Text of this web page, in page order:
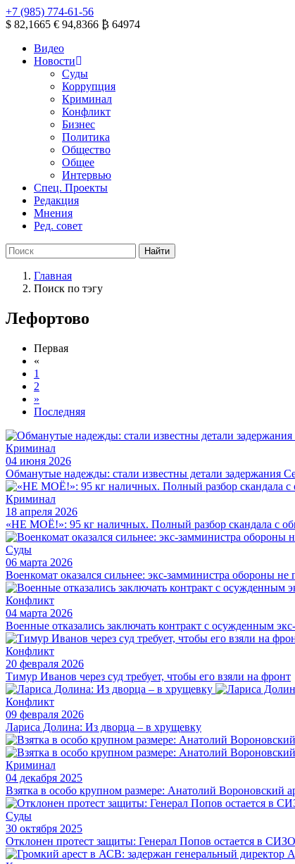
+7 (985) 774-61-56
$ 82,1665 € 94,8366 ₿ 64974
Видео
Новости
Суды
Коррупция
Криминал
Конфликт
Бизнес
Политика
Общество
Общее
Интервью
Спец. Проекты
Редакция
Мнения
Ред. совет
Главная
Поиск по тэгу
Лефортово
Первая
«
1
2
»
Последняя
Криминал
04 июня 2026
Обманутые надежды: стали известны детали задержания
Криминал
18 апреля 2026
«НЕ МОЁ!»: 95 кг наличных. Полный разбор скандала с
Суды
06 марта 2026
Военкомат оказался сильнее: экс-замминистра обороны не
Конфликт
04 марта 2026
Военные отказались заключать контракт с осужденным
Конфликт
20 февраля 2026
Тимур Иванов через суд требует, чтобы его взяли на фронт
Конфликт
09 февраля 2026
Лариса Долина: Из дворца – в хрущевку
Криминал
04 декабря 2025
Взятка в особо крупном размере: Анатолий Вороновский
Суды
30 октября 2025
Отклонен протест защиты: Генерал Попов остается в